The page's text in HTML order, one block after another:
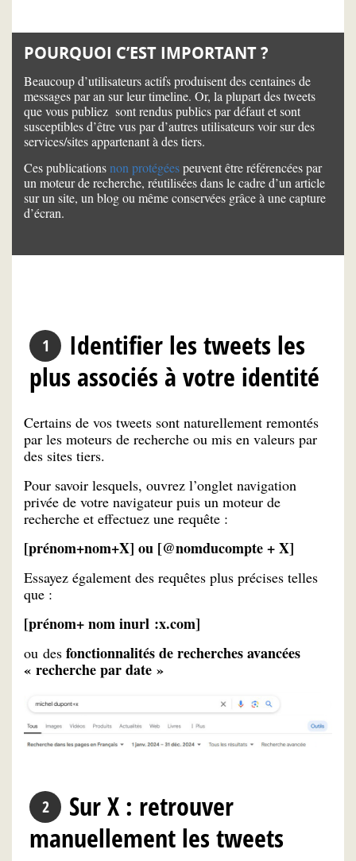
POURQUOI C’EST IMPORTANT ?
Beaucoup d’utilisateurs actifs produisent des centaines de
messages par an sur leur timeline. Or, la plupart des tweets
que vous publiez sont rendus publics par défaut et sont
susceptibles d’être vus par d’autres utilisateurs voir sur des
services/sites appartenant à des tiers.
Ces publicationsnon protégéespeuvent être référencées par
un moteur de recherche, réutilisées dans le cadre d’un article
sur un site, un blog ou même conservées grâce à une capture
d’écran.
Identifier les tweets les
plus associés à votre identité
Certains de vos tweets sont naturellement remontés
par les moteurs de recherche ou mis en valeurs par
des sites tiers.
Pour savoir lesquels, ouvrez l’onglet navigation
privée de votre navigateur puis un moteur de
recherche et effectuez une requête :
[prénom+nom+X] ou [@nomducompte + X]
Essayez également des requêtes plus précises telles
que :
[prénom+ nom inurl :x.com]
ou des fonctionnalités de recherches avancées
« recherche par date »
Sur X : retrouver
manuellement les tweets